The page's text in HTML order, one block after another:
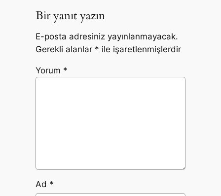
Bir yanıt yazın
E-posta adresiniz yayınlanmayacak.
Gerekli alanlar * ile işaretlenmişlerdir
Yorum *
Ad *